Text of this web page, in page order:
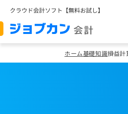
クラウド会計ソフト【無料お試し】
ホーム基礎知識損益計